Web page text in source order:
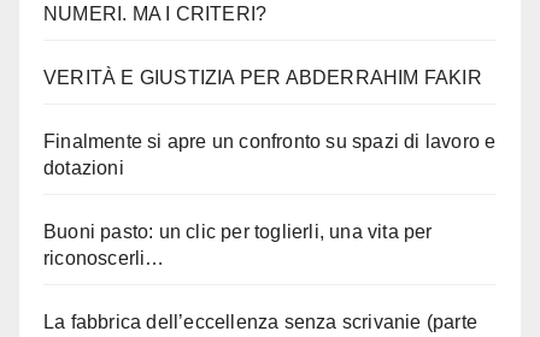
NUMERI. MA I CRITERI?
VERITÀ E GIUSTIZIA PER ABDERRAHIM FAKIR
Finalmente si apre un confronto su spazi di lavoro e
dotazioni
Buoni pasto: un clic per toglierli, una vita per
riconoscerli…
La fabbrica dell’eccellenza senza scrivanie (parte